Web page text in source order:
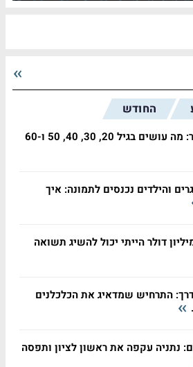
החודש
בגיל 20, 30, 40, 50 ו-60
והילדים נכנסים לתמונה: איך
דולר הייתי יכול להשיג תשואה
התרחיש שמדאיג את הכלכלנים
נתניה עקפה את ראשון לציון ותפסה